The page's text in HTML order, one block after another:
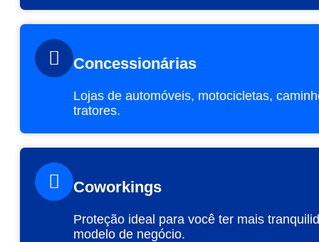
Concessionárias
Lojas de automóveis, motocicletas,
tratores.
Coworkings
Proteção ideal para você ter mais
modelo de negócio.